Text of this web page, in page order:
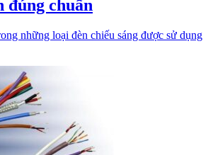
đúng chuẩn
những loại đèn chiếu sáng được sử dụng